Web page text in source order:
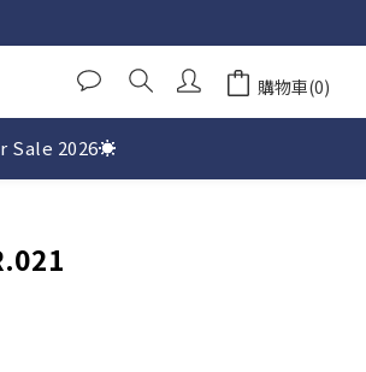
購物車(0)
Sale 2026☀️